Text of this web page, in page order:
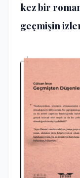
kez bir
geçmişin